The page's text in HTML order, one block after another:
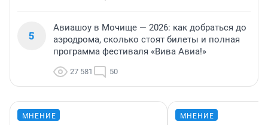
5
Авиашоу в Мочище — 2026: как добраться до
аэродрома, сколько стоят билеты и полная
программа фестиваля «Вива Авиа!»
27 581 50
МНЕНИЕ МНЕНИЕ